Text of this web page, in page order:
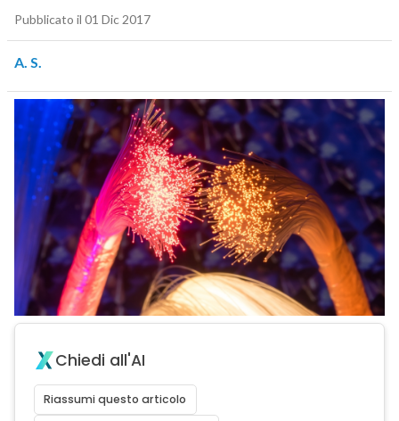
Pubblicato il 01 Dic 2017
A. S.
Chiedi all'AI
Riassumi questo articolo